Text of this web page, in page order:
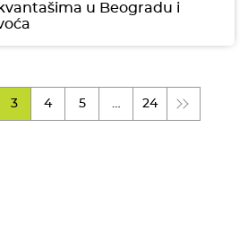
u Beogradu i
3 4 5 … 24